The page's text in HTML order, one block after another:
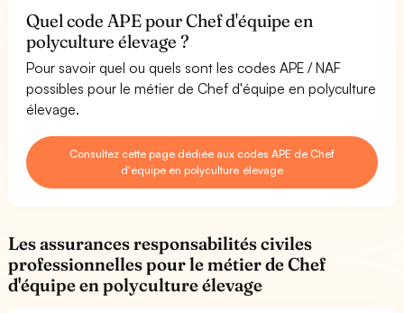
Quel code APE pour Chef d'équipe en
polyculture élevage ?
Pour savoir quel ou quels sont les codes APE / NAF
possibles pour le métier de Chef d'équipe en polyculture
élevage.
Consultez cette page dédiée aux codes APE de Chef
d'équipe en polyculture élevage
Les assurances responsabilités civiles
professionnelles pour le métier de Chef
d'équipe en polyculture élevage